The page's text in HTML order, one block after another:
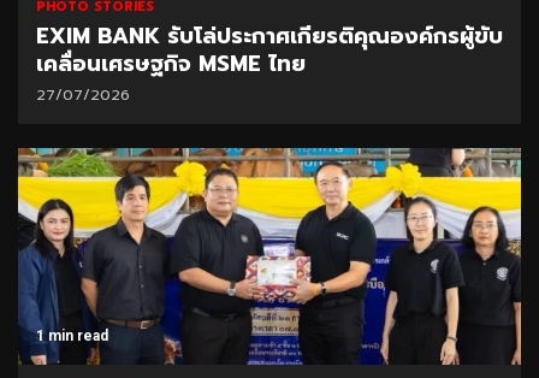
PHOTO STORIES
EXIM BANK รับโล่ประกาศเกียรติคุณองค์กรผู้ขับ
เคลื่อนเศรษฐกิจ MSME ไทย
27/07/2026
1 min read